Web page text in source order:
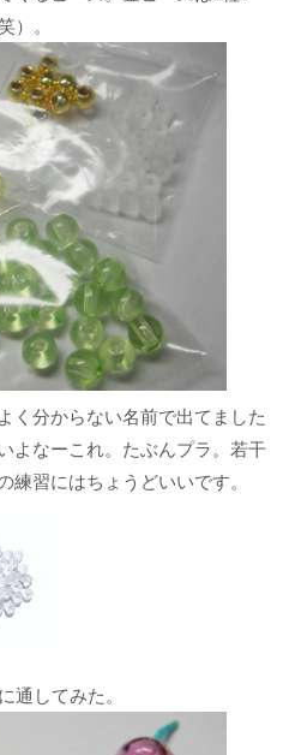
）。
く分からない名前で出てました
よなーこれ。たぶんプラ。若干
練習にはちょうどいいです。
通してみた。